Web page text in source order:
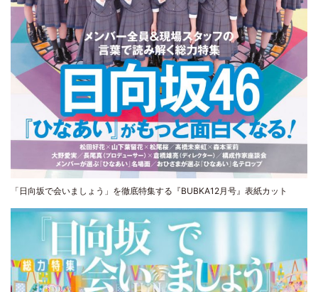
「日向坂で会いましょう」を徹底特集する『BUBKA12月号』表紙カット